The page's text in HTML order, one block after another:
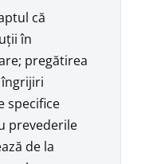
că
în
pregătirea
îngrijiri
specifice
prevederile
de la